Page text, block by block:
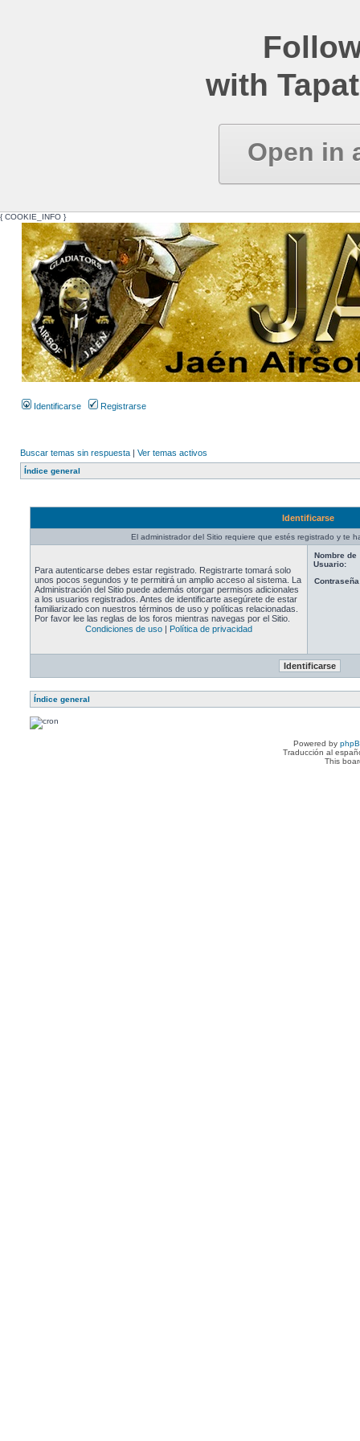
with
Open in
{ COOKIE_INFO }
Identificarse Registrarse
Buscar temas sin respuesta | Ver temas activos
Índice general
Identificarse
El administrador del Sitio requiere que estés registrado y te
Para autenticarse debes estar registrado. Registrarte tomará solo
unos pocos segundos y te permitirá un amplio acceso al sistema. La
Administración del Sitio puede además otorgar permisos adicionales
a los usuarios registrados. Antes de identificarte asegúrete de estar
familiarizado con nuestros términos de uso y políticas relacionadas.
Por favor lee las reglas de los foros mientras navegas por el Sitio.
Condiciones de uso | Política de privacidad
Nombre de
Usuario:
Índice general
Powered by
Traducción al
This